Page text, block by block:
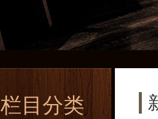
栏目分类